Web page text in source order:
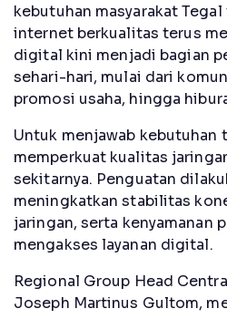
kebutuhan masyarakat
internet berkualitas terus
digital kini menjadi bagian
sehari-hari, mulai dari
promosi usaha, hingga
Untuk menjawab kebutuhan
memperkuat kualitas
sekitarnya. Penguatan
meningkatkan stabilitas
jaringan, serta kenyamanan
mengakses layanan digital.
Regional Group Head
Joseph Martinus Gultom,